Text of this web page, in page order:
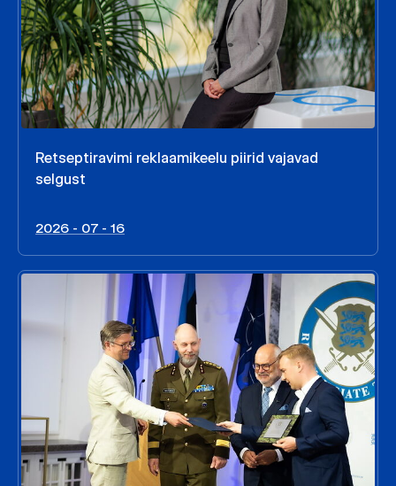
Retseptiravimi reklaamikeelu piirid vajavad
selgust
2026 - 07 - 16